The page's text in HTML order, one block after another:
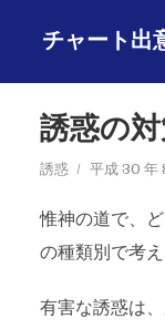
チャート出
誘惑の
誘惑 平成 30 年
惟神の道で、
の種類別で考え
有害な誘惑は